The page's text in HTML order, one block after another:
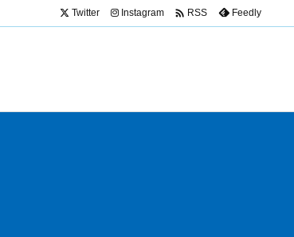
Twitter Instagram  RSS Feedly